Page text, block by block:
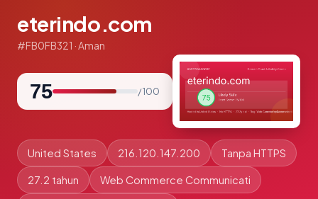
eterindo.com
#FB0FB321 · Aman
75 / 100
United States 216.120.147.200 Tanpa HTTPS
27.2 tahun Web Commerce Communicati